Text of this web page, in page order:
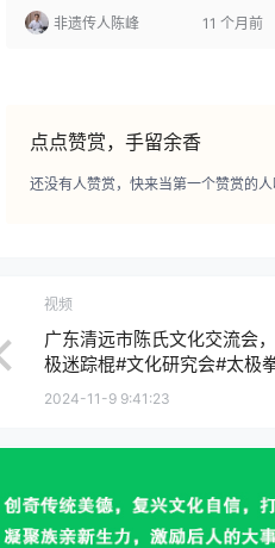
义立身，倡导大同团结，开创了九百
六十年同居不分家的历史奇迹。家族
庄&…
非遗传人陈峰 11 个月前
点点赞赏，手留余香
还没有人赞赏，快来当第一个赞赏的人
视频
广东清远市陈氏文化交流会
极迷踪棍#文化研究会#太极
2024-11-9 9:41:23